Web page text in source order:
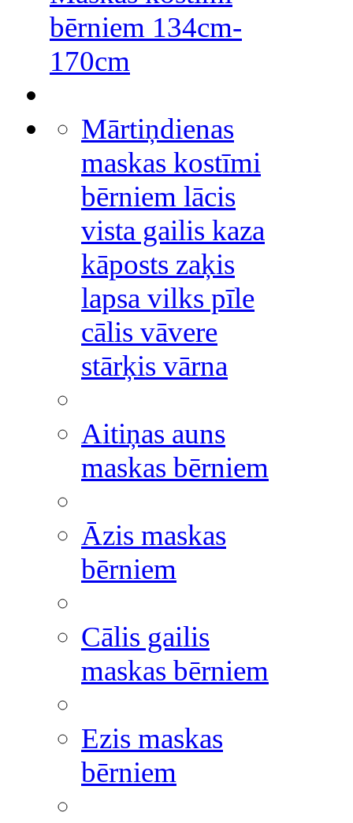
bērniem 134cm-
170cm
Mārtiņdienas
maskas kostīmi
bērniem lācis
vista gailis kaza
kāposts zaķis
lapsa vilks pīle
cālis vāvere
stārķis vārna
Aitiņas auns
maskas bērniem
Āzis maskas
bērniem
Cālis gailis
maskas bērniem
Ezis maskas
bērniem